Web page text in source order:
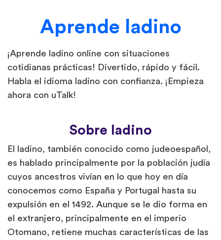
Aprende ladino
¡Aprende ladino online con situaciones
cotidianas prácticas! Divertido, rápido y fácil.
Habla el idioma ladino con confianza. ¡Empieza
ahora con uTalk!
Sobre ladino
El ladino, también conocido como judeoespañol,
es hablado principalmente por la población judía
cuyos ancestros vivían en lo que hoy en día
conocemos como España y Portugal hasta su
expulsión en el 1492. Aunque se le dio forma en
el extranjero, principalmente en el imperio
Otomano, retiene muchas características de las